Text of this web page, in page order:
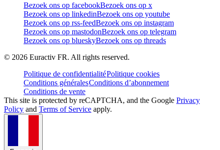
Bezoek ons op facebookBezoek ons op x
Bezoek ons op linkedinBezoek ons op youtube
Bezoek ons op rss-feedBezoek ons op instagram
Bezoek ons op mastodonBezoek ons op telegram
Bezoek ons op blueskyBezoek ons op threads
© 2026 Euractiv FR. All rights reserved.
Politique de confidentialitéPolitique cookies
Conditions généralesConditions d’abonnement
Conditions de vente
This site is protected by reCAPTCHA, and the Google Privacy
Policy and Terms of Service apply.